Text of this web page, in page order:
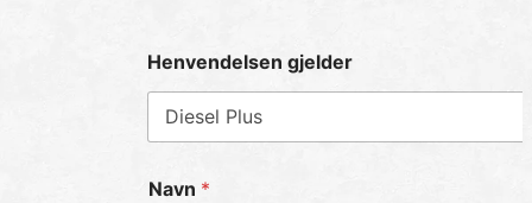
Henvendelsen gjelder
Navn *